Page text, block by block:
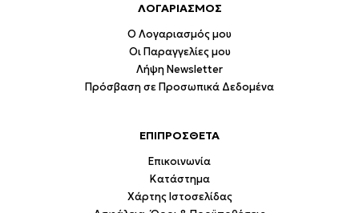
ΛΟΓΑΡΙΑΣΜΟΣ
Ο Λογαριασμός μου
Οι Παραγγελίες μου
Λήψη Newsletter
Πρόσβαση σε Προσωπικά Δεδομένα
ΕΠΙΠΡΟΣΘΕΤΑ
Επικοινωνία
Κατάστημα
Χάρτης Ιστοσελίδας